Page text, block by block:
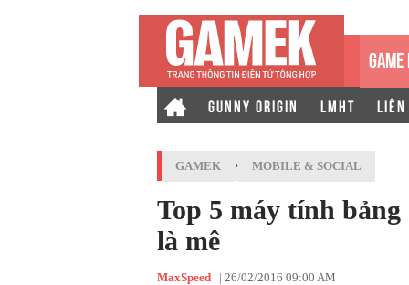
GUNNY ORIGIN LMHT LIÊN
GAMEK › MOBILE & SOCIAL
Top 5 máy tính
là mê
MaxSpeed | 26/02/2016 09:00 AM